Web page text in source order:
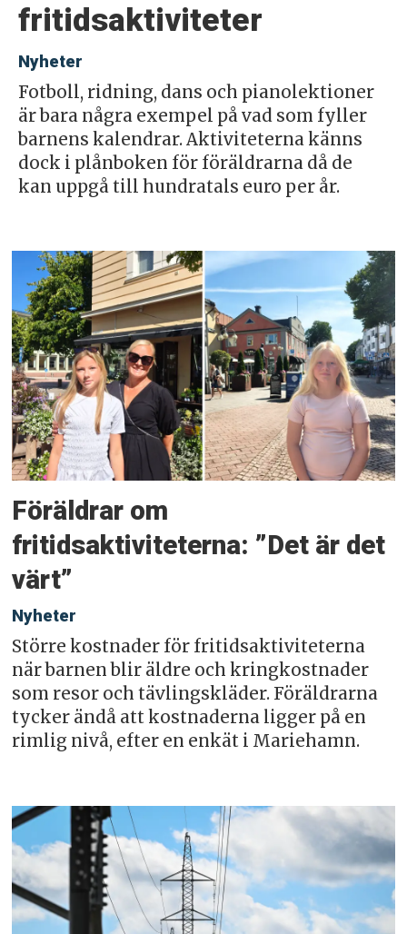
fritidsaktiviteter
Nyheter
Fotboll, ridning, dans och pianolektioner
är bara några exempel på vad som fyller
barnens kalendrar. Aktiviteterna känns
dock i plånboken för föräldrarna då de
kan uppgå till hundratals euro per år.
Föräldrar om
fritidsaktiviteterna: ”Det är det
värt”
Nyheter
Större kostnader för fritidsaktiviteterna
när barnen blir äldre och kringkostnader
som resor och tävlingskläder. Föräldrarna
tycker ändå att kostnaderna ligger på en
rimlig nivå, efter en enkät i Mariehamn.